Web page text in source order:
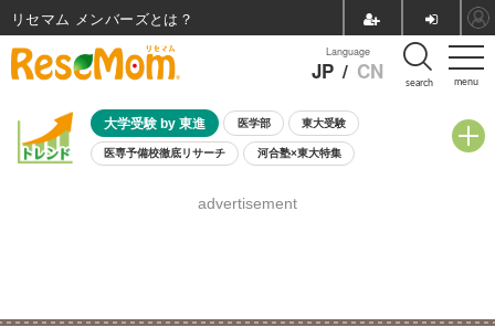
menu
Language
JP / CN search
大学受験 by 東進 医学部 東大受験
医専予備校徹底リサーチ 河合塾×東大特集
8月開催学校説明会・相談会
advertisement
リセマム メンバーズ